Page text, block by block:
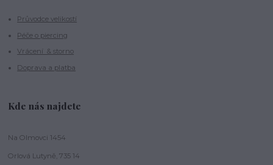
Průvodce velikostí
Péče o piercing
Vrácení & storno
Doprava a platba
Kde nás najdete
Na Olmovci 1454
Orlová Lutyně, 735 14